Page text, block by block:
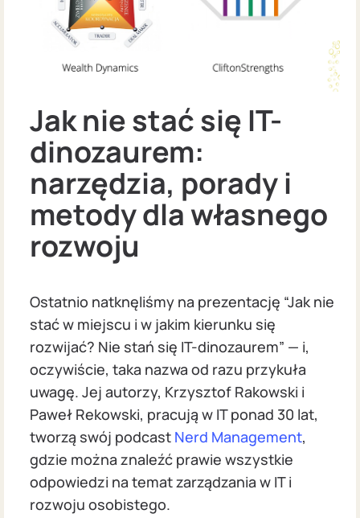
Jak nie stać się IT-
dinozaurem:
narzędzia, porady i
metody dla własnego
rozwoju
Ostatnio natknęliśmy na prezentację “Jak nie
stać w miejscu i w jakim kierunku się
rozwijać? Nie stań się IT-dinozaurem” — i,
oczywiście, taka nazwa od razu przykuła
uwagę. Jej autorzy, Krzysztof Rakowski i
Paweł Rekowski, pracują w IT ponad 30 lat,
tworzą swój podcast Nerd Management,
gdzie można znaleźć prawie wszystkie
odpowiedzi na temat zarządzania w IT i
rozwoju osobistego.